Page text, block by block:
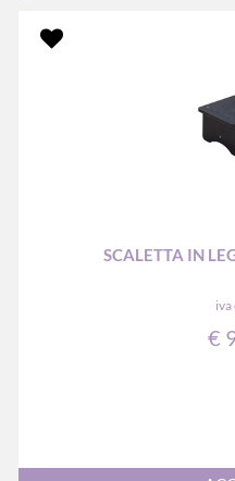
SCALETTA IN
iva
€